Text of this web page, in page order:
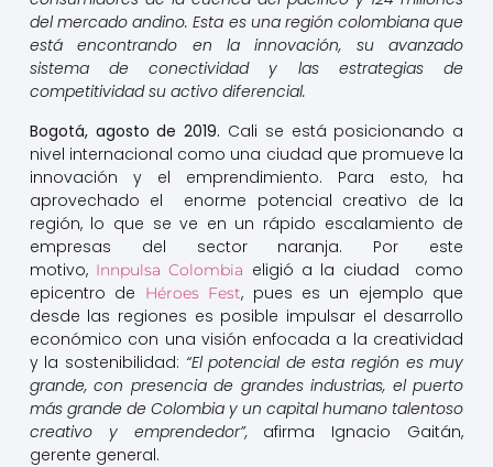
del mercado andino. Esta es una región colombiana que
está encontrando en la innovación, su avanzado
sistema de conectividad y las estrategias de
competitividad su activo diferencial.
Bogotá, agosto de 2019. Cali se está posicionando a
nivel internacional como una ciudad que promueve la
innovación y el emprendimiento. Para esto, ha
aprovechado el enorme potencial creativo de la
región, lo que se ve en un rápido escalamiento de
empresas del sector naranja. Por este
motivo, Innpulsa Colombia eligió a la ciudad como
epicentro de
Héroes Fest, pues es un ejemplo que
desde las regiones es posible impulsar el desarrollo
económico con una visión enfocada a la creatividad
y la sostenibilidad: “El potencial de esta región es muy
grande, con presencia de grandes industrias, el puerto
más grande de Colombia y un capital humano talentoso
creativo y emprendedor”, afirma Ignacio Gaitán,
gerente general.